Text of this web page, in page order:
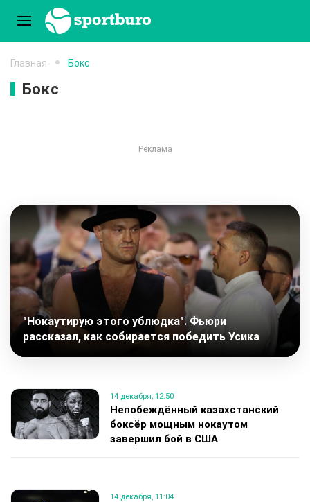
Главная Бокс
Бокс
"Нокаутирую этого ублюдка". Фьюри
рассказал, как собирается победить Усика
14 декабря, 12:50
Непобеждённый казахстанский
боксёр мощным нокаутом
завершил бой в США
14 декабря, 11:04